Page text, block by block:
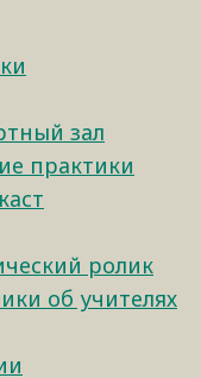
зал
практики
ролик
об учителях